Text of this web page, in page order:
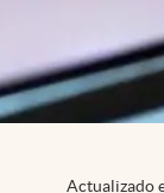
Actualizado